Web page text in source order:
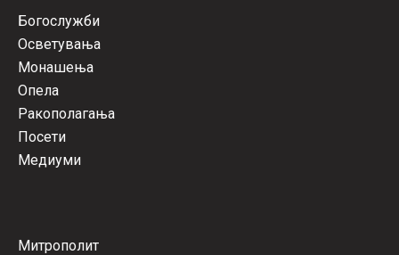
Богослужби
Осветувања
Монашења
Опела
Ракополагања
Посети
Медиуми
Митрополит